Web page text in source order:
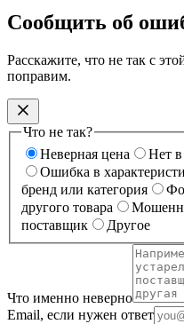
Сообщить об
Расскажите, что не так с
поправим.
Что не так?
Неверная цена
Нет в
Ошибка в
бренд или категория
другого товара
поставщик
Другое
Что именно неверно
Email, если нужен ответ